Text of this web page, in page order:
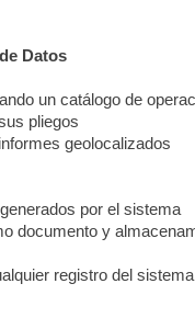
Datos
un catálogo de
pliegos
geolocalizados
por el sistema
documento y
registro del